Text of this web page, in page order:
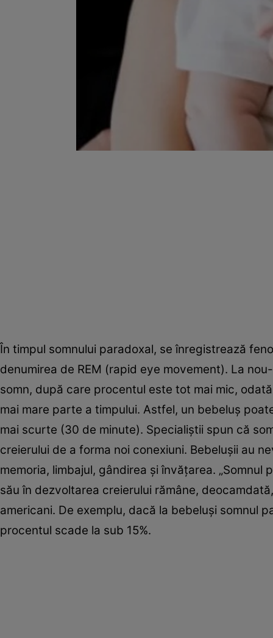
În timpul somnului paradoxal, se înregistrează
denumirea de REM (rapid eye movement). La
somn, după care procentul este tot mai mic,
mai mare parte a timpului. Astfel, un bebeluş
mai scurte (30 de minute). Specialiştii spun că
creierului de a forma noi conexiuni. Bebeluşii au
memoria, limbajul, gândirea şi învăţarea.
său în dezvoltarea creierului rămâne,
americani. De exemplu, dacă la bebeluşi somnul
procentul scade la sub 15%.